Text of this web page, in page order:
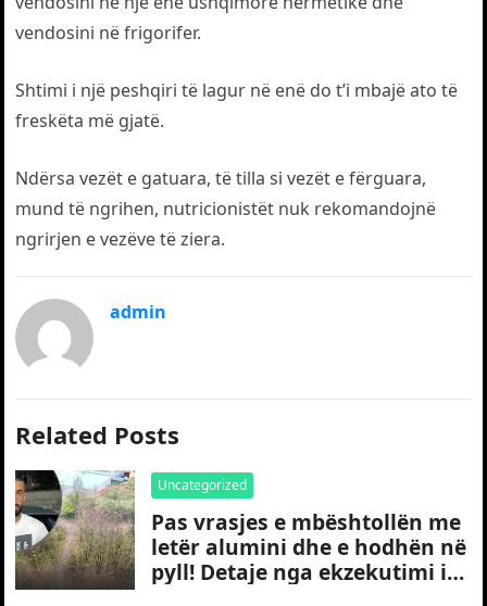
vendosini në frigorifer.
Shtimi i një peshqiri të lagur në enë do t’i mbajë ato të
freskëta më gjatë.
Ndërsa vezët e gatuara, të tilla si vezët e fërguara,
mund të ngrihen, nutricionistët nuk rekomandojnë
ngrirjen e vezëve të ziera.
admin
Related Posts
Uncategorized
Pas vrasjes e mbështollën me
letër alumini dhe e hodhën në
pyll! Detaje nga ekzekutimi i